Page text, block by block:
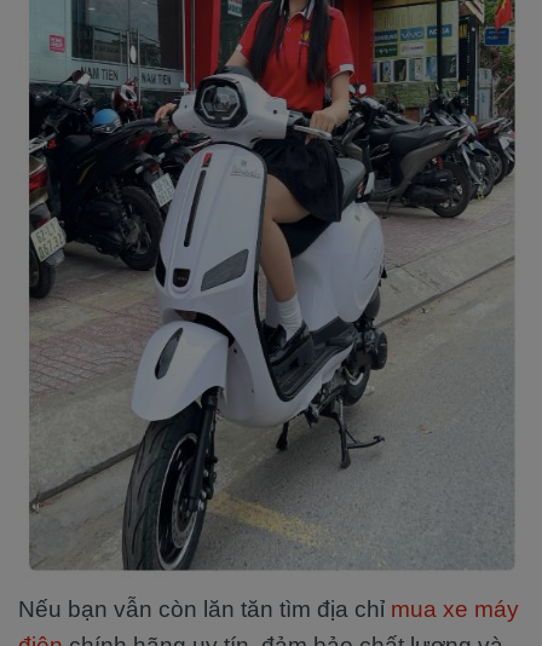
Nếu bạn vẫn còn lăn tăn tìm địa chỉ mua xe máy